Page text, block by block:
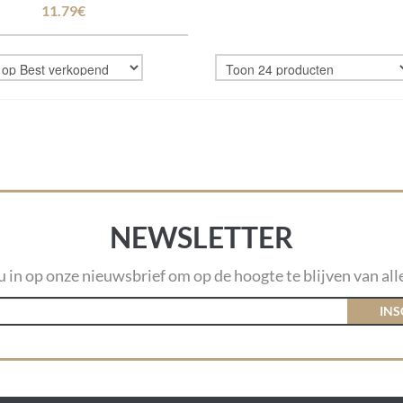
11.79€
NEWSLETTER
in op onze nieuwsbrief om op de hoogte te blijven van